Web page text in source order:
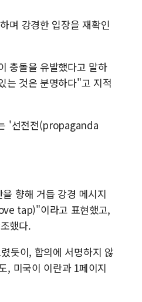
며 강경한 입장을 재확인
충돌을 유발했다고 말하
는 것은 분명하다"고 지적
'선전전(propaganda
향해 거듭 강경 메시지
tap)"이라고 표현했고,
했다.
듯이, 합의에 서명하지 않
, 미국이 이란과 1페이지